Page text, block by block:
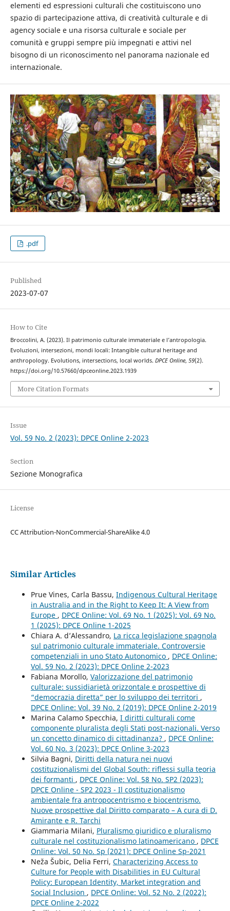
elementi ed espressioni culturali che costituiscono uno
spazio di partecipazione attiva, di creatività culturale e di
agency sociale e una risorsa culturale e sociale per
comunità e gruppi sempre più impegnati e attivi nel
bisogno di un riconoscimento nel panorama nazionale ed
internazionale.
.pdf
Published
2023-07-07
How to Cite
Broccolini, A. (2023). Il patrimonio culturale immateriale e l’antropologia.
Evoluzioni, intersezioni, mondi locali: Intangible cultural heritage and
anthropology. Evolutions, intersections, local worlds. DPCE Online, 59(2).
https://doi.org/10.57660/dpceonline.2023.1939
More Citation Formats
Issue
Vol. 59 No. 2 (2023): DPCE Online 2-2023
Section
Sezione Monografica
License
CC Attribution-NonCommercial-ShareAlike 4.0
Similar Articles
Prue Vines, Carla Bassu, Indigenous Cultural Heritage
in Australia and in the Right to Keep It: A View from
Europe , DPCE Online: Vol. 69 No. 1 (2025): Vol. 69 No.
1 (2025): DPCE Online 1-2025
Chiara A. d’Alessandro, La ricca legislazione spagnola
sul patrimonio culturale immateriale. Controversie
competenziali in uno Stato Autonomico , DPCE Online:
Vol. 59 No. 2 (2023): DPCE Online 2-2023
Fabiana Morollo, Valorizzazione del patrimonio
culturale: sussidiarietà orizzontale e prospettive di
“democrazia diretta” per lo sviluppo dei territori ,
DPCE Online: Vol. 39 No. 2 (2019): DPCE Online 2-2019
Marina Calamo Specchia, I diritti culturali come
componente pluralista degli Stati post-nazionali. Verso
un concetto dinamico di cittadinanza? , DPCE Online:
Vol. 60 No. 3 (2023): DPCE Online 3-2023
Silvia Bagni, Diritti della natura nei nuovi
costituzionalismi del Global South: riflessi sulla teoria
dei formanti , DPCE Online: Vol. 58 No. SP2 (2023):
DPCE Online - SP2 2023 - Il costituzionalismo
ambientale fra antropocentrismo e biocentrismo.
Nuove prospettive dal Diritto comparato – A cura di D.
Amirante e R. Tarchi
Giammaria Milani, Pluralismo giuridico e pluralismo
culturale nel costituzionalismo latinoamericano , DPCE
Online: Vol. 50 No. Sp (2021): DPCE Online Sp-2021
Neža Šubic, Delia Ferri, Characterizing Access to
Culture for People with Disabilities in EU Cultural
Policy: European Identity, Market integration and
Social Inclusion , DPCE Online: Vol. 52 No. 2 (2022):
DPCE Online 2-2022